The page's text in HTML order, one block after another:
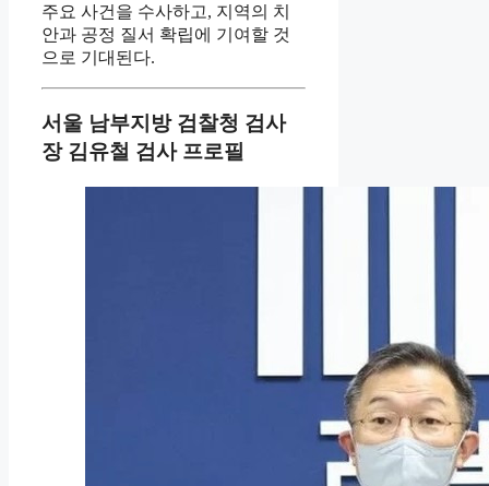
주요 사건을 수사하고, 지역의 치
안과 공정 질서 확립에 기여할 것
으로 기대된다.
서울 남부지방 검찰청 검사
장 김유철 검사 프로필